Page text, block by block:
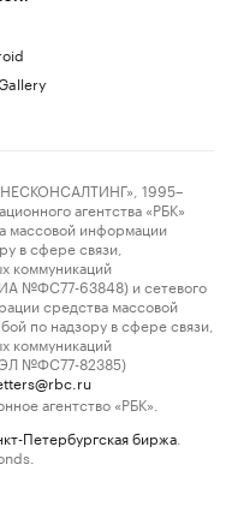
1995–
агентства «РБК»
массовой информации
в сфере связи,
коммуникаций
№ФС77-63848) и сетевого
средства массовой
по надзору в сфере связи,
коммуникаций
ЭЛ №ФС77-82385)
агентство «РБК».
Петербургская биржа